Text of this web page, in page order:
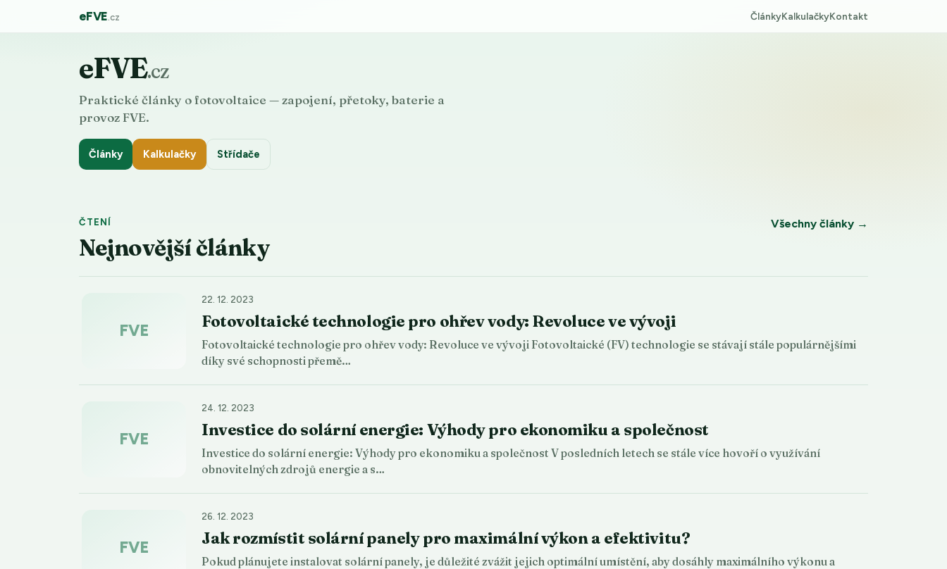
eFVE.cz ČlánkyKalkulačkyKontakt
eFVE.cz
Praktické články o fotovoltaice — zapojení, přetoky, baterie a
provoz FVE.
Články Kalkulačky Střídače
ČTENÍ
Nejnovější články
Všechny články →
FVE
22. 12. 2023
Fotovoltaické technologie pro ohřev vody: Revoluce ve vývoji
Fotovoltaické technologie pro ohřev vody: Revoluce ve vývoji Fotovoltaické (FV) technologie se stávají stále populárnějšími
díky své schopnosti přemě…
FVE
24. 12. 2023
Investice do solární energie: Výhody pro ekonomiku a společnost
Investice do solární energie: Výhody pro ekonomiku a společnost V posledních letech se stále více hovoří o využívání
obnovitelných zdrojů energie a s…
FVE
26. 12. 2023
Jak rozmístit solární panely pro maximální výkon a efektivitu?
Pokud plánujete instalovat solární panely, je důležité zvážit jejich optimální umístění, aby dosáhly maximálního výkonu a